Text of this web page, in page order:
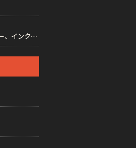
カッティングステッカー、インクジェットステッカー、プリントステッカー、VAPES